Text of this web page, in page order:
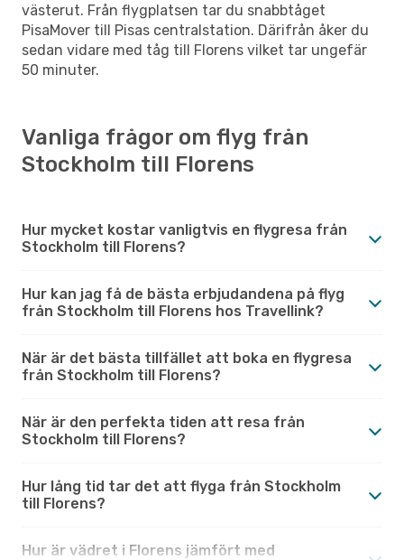
västerut. Från flygplatsen tar du snabbtåget
PisaMover till Pisas centralstation. Därifrån åker du
sedan vidare med tåg till Florens vilket tar ungefär
50 minuter.
Vanliga frågor om flyg från
Stockholm till Florens
Hur mycket kostar vanligtvis en flygresa från
Stockholm till Florens?
Hur kan jag få de bästa erbjudandena på flyg
från Stockholm till Florens hos Travellink?
När är det bästa tillfället att boka en flygresa
från Stockholm till Florens?
När är den perfekta tiden att resa från
Stockholm till Florens?
Hur lång tid tar det att flyga från Stockholm
till Florens?
Hur är vädret i Florens jämfört med